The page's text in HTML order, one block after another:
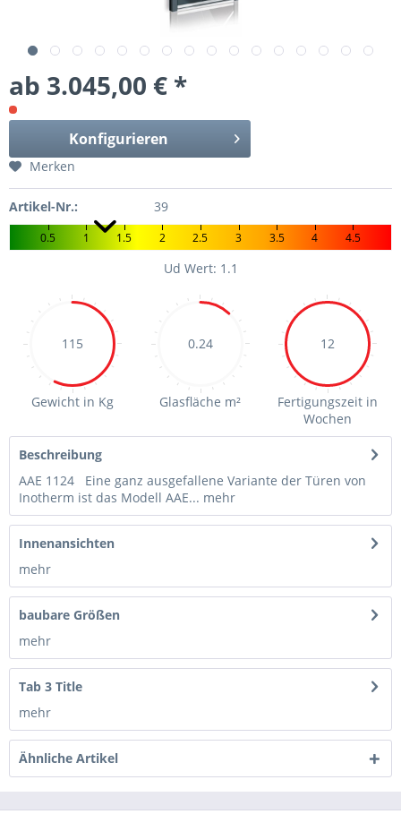
ab 3.045,00 € *
Konfigurieren
Merken
Artikel-Nr.: 39
0.5 1 1.5 2 2.5 3 3.5 4 4.5
Ud Wert: 1.1
115
Gewicht in Kg
0.24
Glasfläche m²
12
Fertigungszeit in
Wochen
Beschreibung
AAE 1124 Eine ganz ausgefallene Variante der Türen von
Inotherm ist das Modell AAE... mehr
Innenansichten
mehr
baubare Größen
mehr
Tab 3 Title
mehr
Ähnliche Artikel